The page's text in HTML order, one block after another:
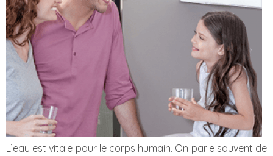
L’eau est vitale pour le corps humain. On parle souvent de